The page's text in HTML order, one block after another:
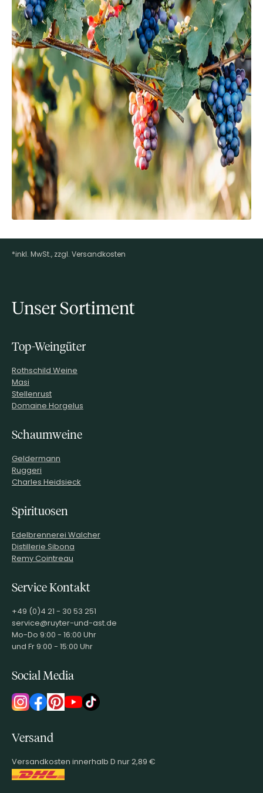
Footer-Menü
*inkl. MwSt., zzgl. Versandkosten
Unser Sortiment
Top-Weingüter
Rothschild Weine
Masi
Stellenrust
Domaine Horgelus
Schaumweine
Geldermann
Ruggeri
Charles Heidsieck
Spirituosen
Edelbrennerei Walcher
Distillerie Sibona
Remy Cointreau
Service Kontakt
+49 (0)4 21 - 30 53 251
service@ruyter-und-ast.de
Mo-Do 9:00 - 16:00 Uhr
und Fr 9:00 - 15:00 Uhr
Social Media
Versand
Versandkosten innerhalb D nur 2,89 €